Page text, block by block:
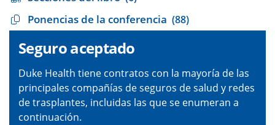
Ponencias de la conferencia (88)
Seguro aceptado
Duke Health tiene contratos con la mayoría de las
principales compañías de seguros de salud y redes
de trasplantes, incluidas las que se enumeran a
continuación.